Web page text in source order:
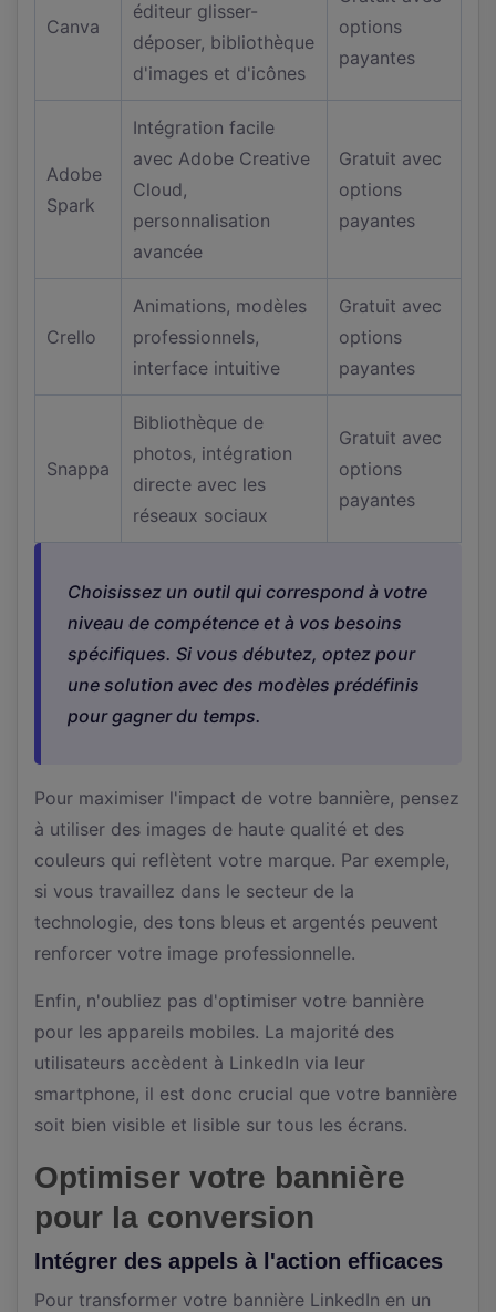
Canva
éditeur glisser-
déposer, bibliothèque
d'images et d'icônes
options
payantes
Adobe
Spark
Intégration facile
avec Adobe Creative
Cloud,
personnalisation
avancée
Gratuit avec
options
payantes
Crello
Animations, modèles
professionnels,
interface intuitive
Gratuit avec
options
payantes
Snappa
Bibliothèque de
photos, intégration
directe avec les
réseaux sociaux
Gratuit avec
options
payantes
Choisissez un outil qui correspond à votre
niveau de compétence et à vos besoins
spécifiques. Si vous débutez, optez pour
une solution avec des modèles prédéfinis
pour gagner du temps.
Pour maximiser l'impact de votre bannière, pensez
à utiliser des images de haute qualité et des
couleurs qui reflètent votre marque. Par exemple,
si vous travaillez dans le secteur de la
technologie, des tons bleus et argentés peuvent
renforcer votre image professionnelle.
Enfin, n'oubliez pas d'optimiser votre bannière
pour les appareils mobiles. La majorité des
utilisateurs accèdent à LinkedIn via leur
smartphone, il est donc crucial que votre bannière
soit bien visible et lisible sur tous les écrans.
Optimiser votre bannière
pour la conversion
Intégrer des appels à l'action efficaces
Pour transformer votre bannière LinkedIn en un